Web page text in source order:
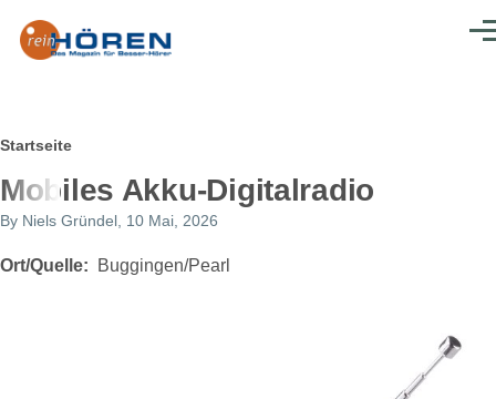
Pfadnavigation
Startseite
Mobiles Akku-Digitalradio
By Niels Gründel , 10 Mai, 2026
Ort/Quelle Buggingen/Pearl